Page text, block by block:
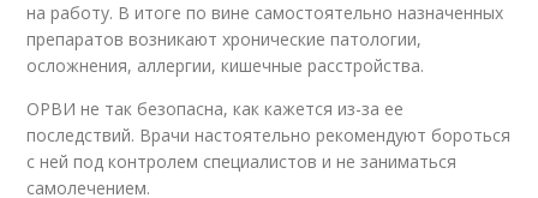
на работу. В итоге по вине самостоятельно назначенных
препаратов возникают хронические патологии,
осложнения, аллергии, кишечные расстройства.
ОРВИ не так безопасна, как кажется из-за ее
последствий. Врачи настоятельно рекомендуют бороться
с ней под контролем специалистов и не заниматься
самолечением.